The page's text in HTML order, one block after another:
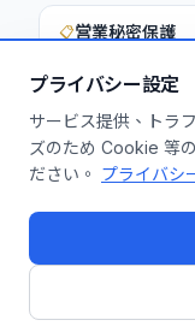
プライバシー設定
サービス提供、トラ
ズのため Cookie 等
ださい。 プライバシ
📋営業秘密保護
このイン